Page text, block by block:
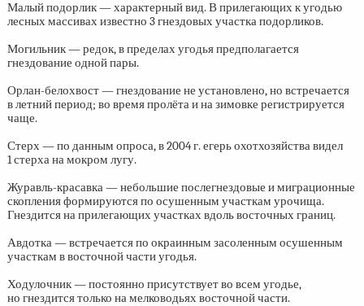
Малый подорлик — характерный вид. В прилегающих к угодью
лесных массивах известно 3 гнездовых участка подорликов.
Могильник — редок, в пределах угодья предполагается
гнездование одной пары.
Орлан-белохвост — гнездование не установлено, но встречается
в летний период; во время пролёта и на зимовке регистрируется
чаще.
Стерх — по данным опроса, в 2004 г. егерь охотхозяйства видел
1 стерха на мокром лугу.
Журавль-красавка — небольшие послегнездовые и миграционные
скопления формируются по осушенным участкам урочища.
Гнездится на прилегающих участках вдоль восточных границ.
Авдотка — встречается по окраинным засоленным осушенным
участкам в восточной части угодья.
Ходулочник — постоянно присутствует во всем угодье,
но гнездится только на мелководьях восточной части.